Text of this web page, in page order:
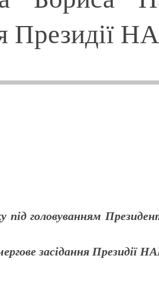
Президії
під головуванням
засідання Президії